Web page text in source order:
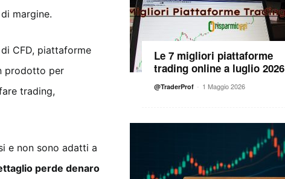
margine.
CFD, piattaforme
prodotto per
trading,
e non sono adatti a
perde denaro
Le 7 migliori piattaforme
trading online a luglio 2026
@TraderProf - 1 Maggio 2026